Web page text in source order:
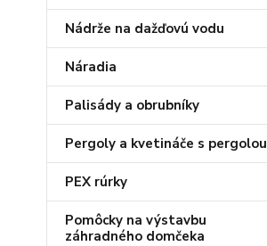
Nádrže na dažďovú vodu
Náradia
Palisády a obrubníky
Pergoly a kvetináče s pergolou
PEX rúrky
Pomôcky na výstavbu
záhradného domčeka